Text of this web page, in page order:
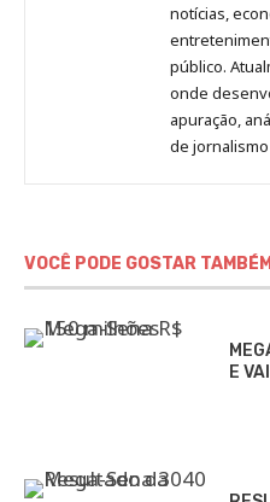
notícias,
público.
onde
apuração,
de jornalismo
VOCÊ PODE GOSTAR TAMBÉM
E